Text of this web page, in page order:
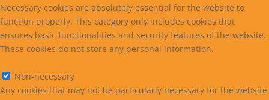
Necessary cookies are absolutely essential for the website to
function properly. This category only includes cookies that
ensures basic functionalities and security features of the website.
These cookies do not store any personal information.
Non-necessary
Any cookies that may not be particularly necessary for the website